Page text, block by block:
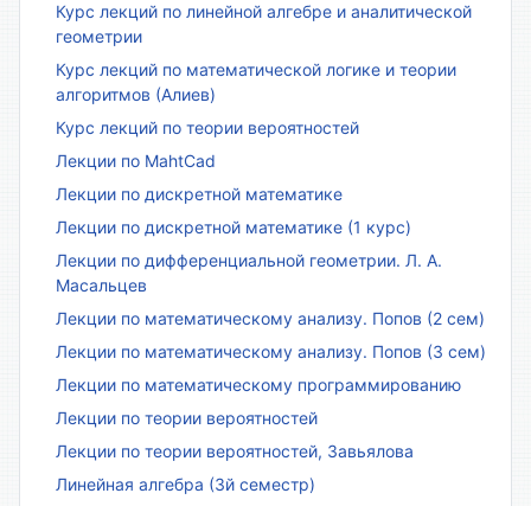
Курс лекций по линейной алгебре и аналитической
геометрии
Курс лекций по математической логике и теории
алгоритмов (Алиев)
Курс лекций по теории вероятностей
Лекции по MahtCad
Лекции по дискретной математике
Лекции по дискретной математике (1 курс)
Лекции по дифференциальной геометрии. Л. А.
Масальцев
Лекции по математическому анализу. Попов (2 сем)
Лекции по математическому анализу. Попов (3 сем)
Лекции по математическому программированию
Лекции по теории вероятностей
Лекции по теории вероятностей, Завьялова
Линейная алгебра (3й семестр)